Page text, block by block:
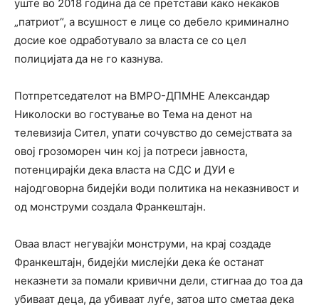
уште во 2018 година да се претстави како некаков
„патриот“, а всушност е лице со дебело криминално
досие кое одработувало за власта се со цел
полицијата да не го казнува.
Потпретседателот на ВМРО-ДПМНЕ Александар
Николоски во гостување во Тема на денот на
телевизија Сител, упати сочувство до семејствата за
овој грозоморен чин кој ја потреси јавноста,
потенцирајќи дека власта на СДС и ДУИ е
најодговорна бидејќи води политика на неказнивост и
од монструми создала Франкештајн.
Оваа власт негувајќи монструми, на крај создаде
Франкештајн, бидејќи мислејќи дека ќе останат
неказнети за помали кривични дели, стигнаа до тоа да
убиваат деца, да убиваат луѓе, затоа што сметаа дека